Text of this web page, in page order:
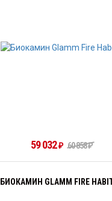
59 032₽ 60 858₽
БИОКАМИН GLAMM FIRE